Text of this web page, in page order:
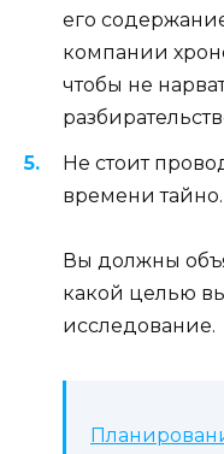
его
компании
чтобы не
Не стоит
времени тайно.
Вы должны
какой целью
исследование.